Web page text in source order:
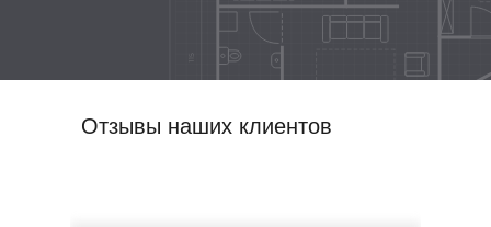
Отзывы наших клиентов